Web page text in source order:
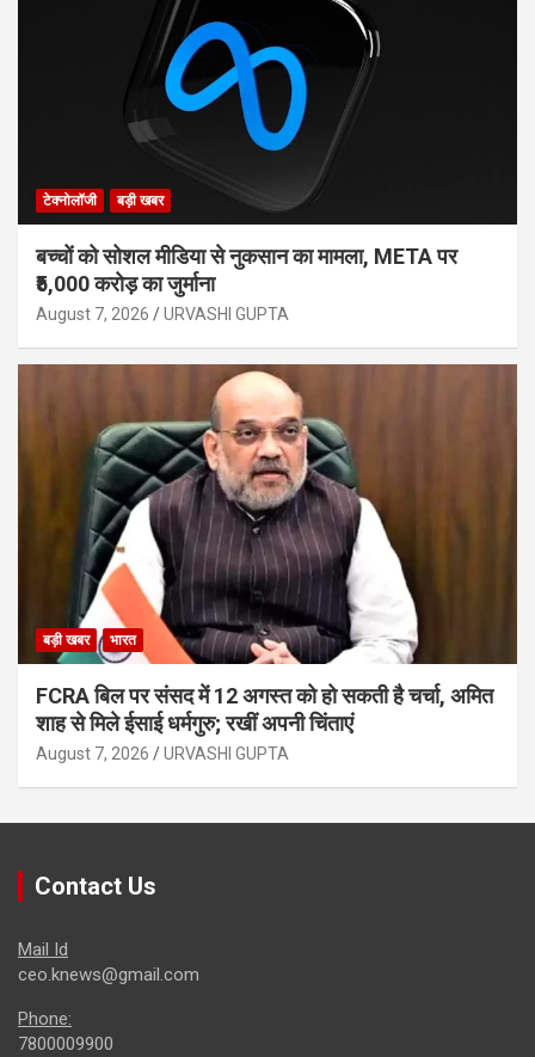
टेक्नोलॉजी बड़ी खबर
बच्चों को सोशल मीडिया से नुकसान का मामला, META पर
₹5,000 करोड़ का जुर्माना
August 7, 2026 URVASHI GUPTA
बड़ी खबर भारत
FCRA बिल पर संसद में 12 अगस्त को हो सकती है चर्चा, अमित
शाह से मिले ईसाई धर्मगुरु; रखीं अपनी चिंताएं
August 7, 2026 URVASHI GUPTA
Contact Us
Mail Id
ceo.knews@gmail.com
Phone:
7800009900